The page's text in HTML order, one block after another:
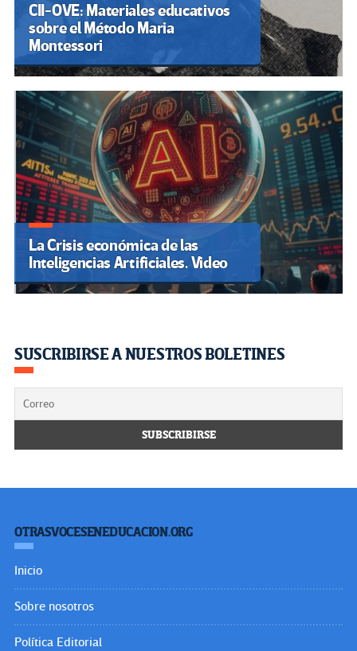
CII-OVE: Materiales educativos
sobre el Método Maria
Montessori
La Crisis económica de las
Inteligencias Artificiales. Video
SUSCRIBIRSE A NUESTROS BOLETINES
OTRASVOCESENEDUCACION.ORG
Inicio
Sobre nosotros
Política Editorial